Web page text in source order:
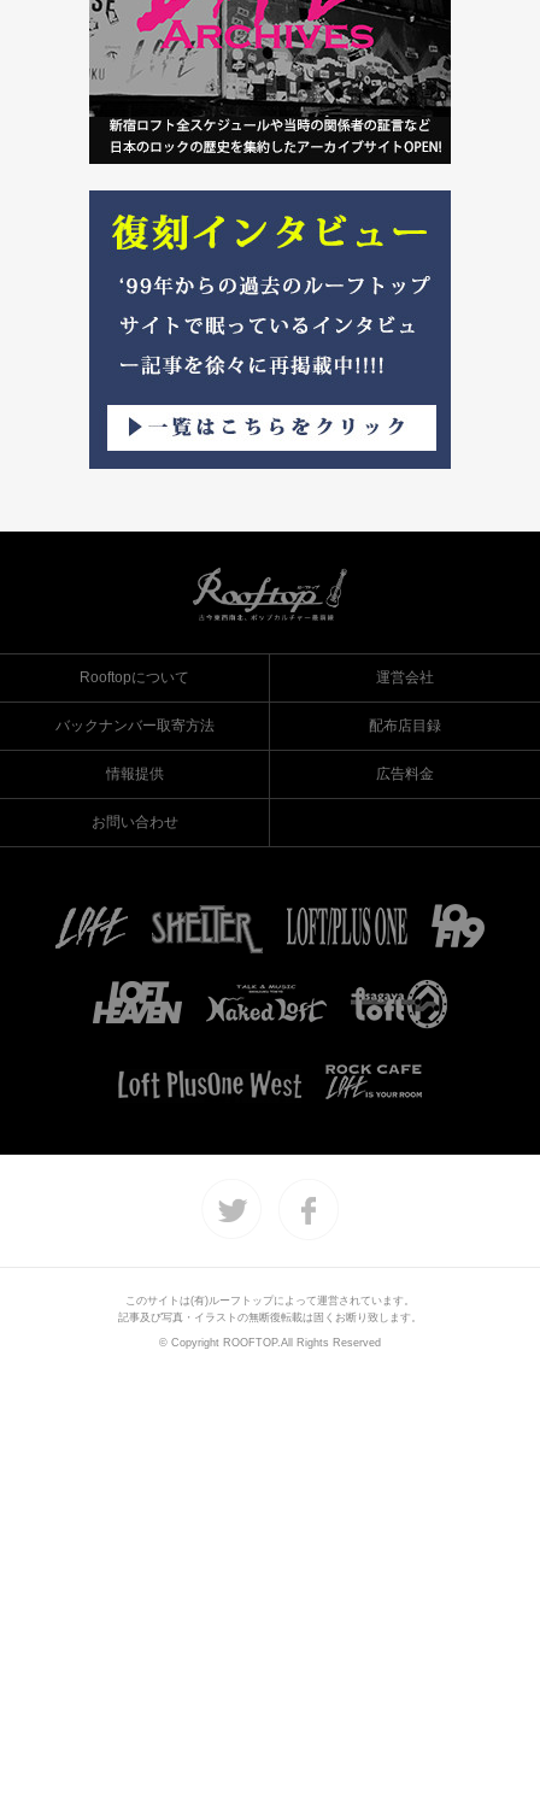
Rooftopについて 運営会社
バックナンバー取寄方法 配布店目録
情報提供 広告料金
お問い合わせ
このサイトは(有)ルーフトップによって運営されています。
記事及び写真・イラストの無断復転載は固くお断り致します。
© Copyright ROOFTOP.All Rights Reserved